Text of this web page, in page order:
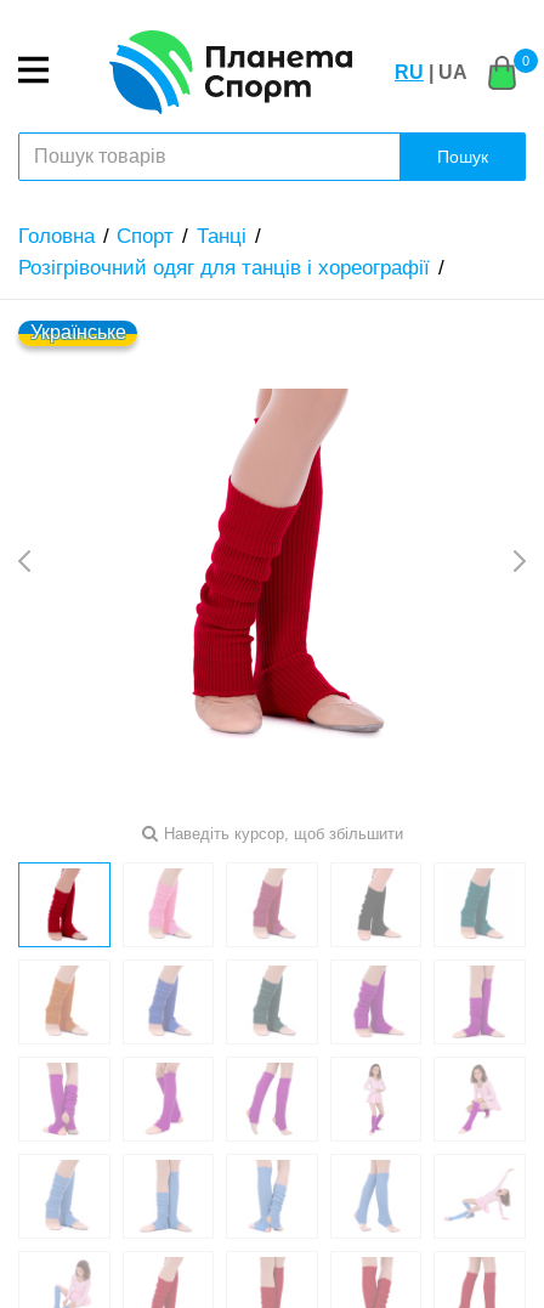
RU | UA
0
Пошук
Головна Спорт
Танці
Розігрівочний одяг для танців і хореографії
Українське
Наведіть курсор, щоб збільшити